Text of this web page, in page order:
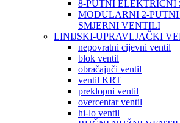
8-PUTNI ELEKTRIČNI
MODULARNI 2-
SMJERNI VENTILI
LINIJSKI-UPRAVLJAČKI
nepovratni cijevni ventil
blok ventil
obračajuči ventil
ventil KRT
preklopni ventil
overcentar ventil
hi-lo ventil